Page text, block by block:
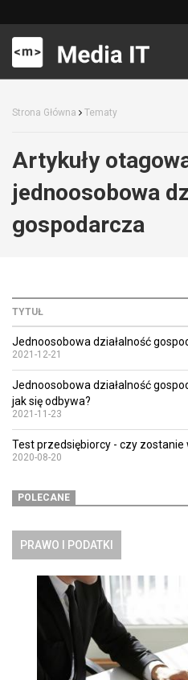
Strona Główna Tematy
Artykuły
jednoosobowa
gospodarcza
TYTUŁ
Jednoosobowa działalność
2021-12-21
Jednoosobowa działalność
jak się odbywa?
2021-11-23
Test przedsiębiorcy - czy
2020-08-20
POLECANE
PRAWO I PODATKI